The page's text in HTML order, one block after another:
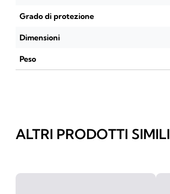
Grado di protezione
Dimensioni
Peso
ALTRI PRODOTTI SIMILI